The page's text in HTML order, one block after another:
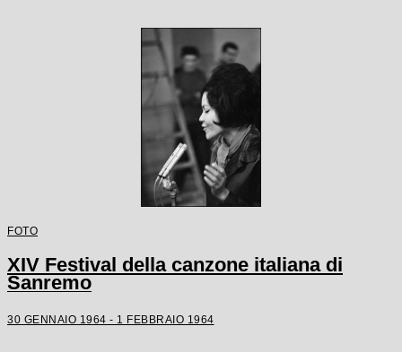
FOTO
XIV Festival della canzone italiana di
Sanremo
30 GENNAIO 1964 - 1 FEBBRAIO 1964